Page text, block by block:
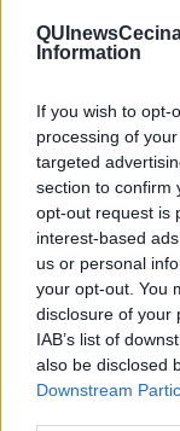
Information
If you wish to opt-
processing of
targeted
section to confirm
opt-out request is
interest-based
us or personal
your opt-out. You
disclosure of your
IAB’s list of
also be disclosed
Downstream
Torna la
CASTELLINA
Castellina
ormai alla 27esima
Organizzata dalla
collaborazione
enogastronomica è
tradizione culinaria